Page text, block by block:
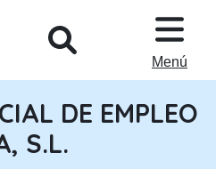
Menú
DE EMPLEO
S.L.